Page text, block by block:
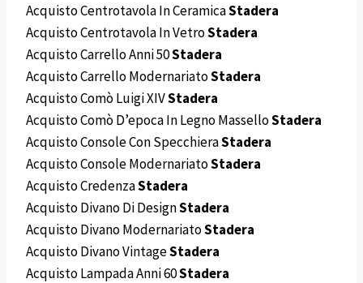
Acquisto Centrotavola In CeramicaStadera
Acquisto Centrotavola In VetroStadera
Acquisto Carrello Anni 50Stadera
Acquisto Carrello ModernariatoStadera
Acquisto Comò Luigi XIVStadera
Acquisto Comò D’epoca In Legno MasselloStadera
Acquisto Console Con SpecchieraStadera
Acquisto Console ModernariatoStadera
Acquisto CredenzaStadera
Acquisto Divano Di DesignStadera
Acquisto Divano ModernariatoStadera
Acquisto Divano VintageStadera
Acquisto Lampada Anni 60Stadera